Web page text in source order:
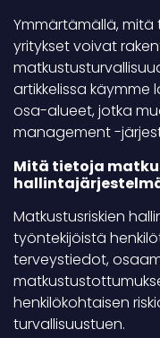
Ymmärtämällä, mitä
yritykset voivat
artikkelissa käymme
osa-alueet, jotka
management -
Mitä tietoja
Matkustusriskien
työntekijöistä
terveystiedot,
henkilökohtaisen
turvallisuustuen.